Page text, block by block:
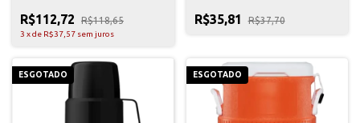
R$112,72 R$118,65
3 xde R$37,57 sem juros
R$35,81 R$37,70
ESGOTADO ESGOTADO